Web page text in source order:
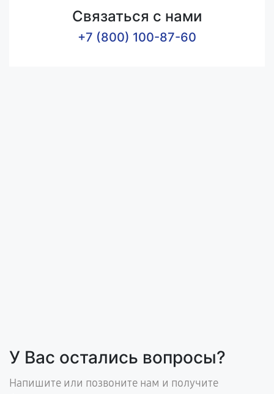
Связаться с нами
+7 (800) 100-87-60
У Вас остались вопросы?
Напишите или позвоните нам и получите